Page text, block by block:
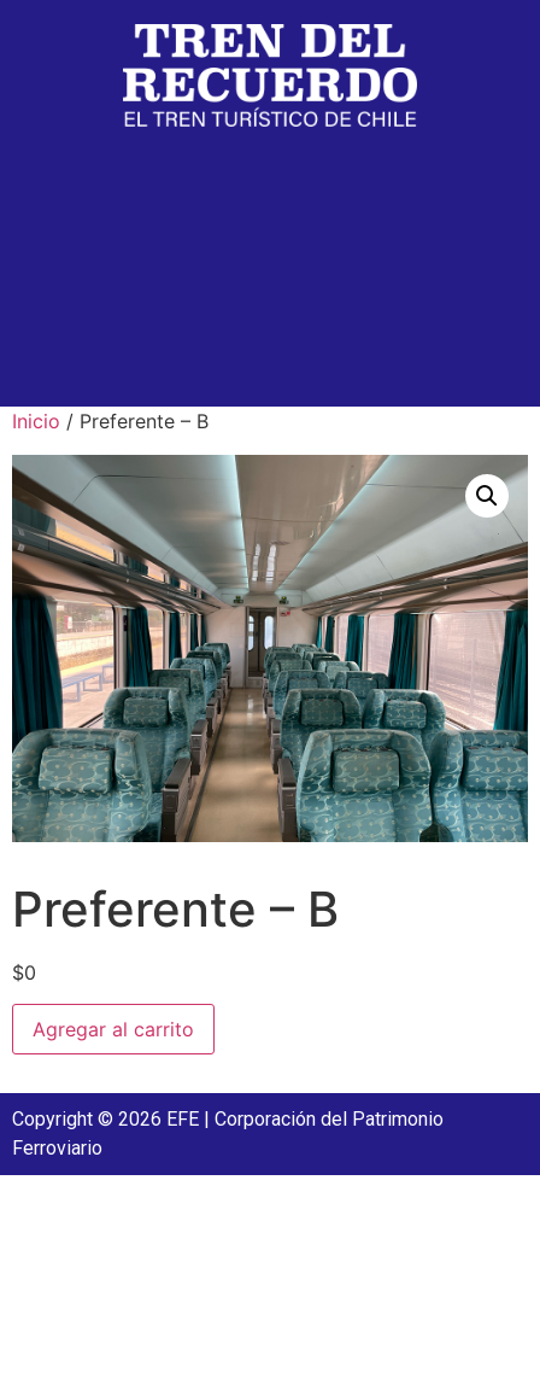
Inicio / Preferente – B
Preferente – B
$0
Agregar al carrito
Copyright © 2026 EFE | Corporación del Patrimonio
Ferroviario